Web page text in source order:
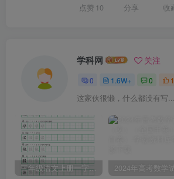
点赞 10 分享 收
学科网 关注
0 1.6W+ 0
这家伙很懒，什么都没有写...
三年级语文上册一字三描红写字表字帖